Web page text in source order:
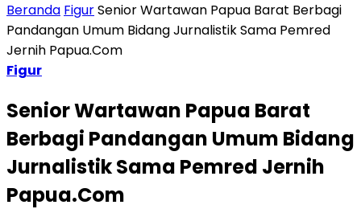
Beranda FigurSenior Wartawan Papua Barat Berbagi
Pandangan Umum Bidang Jurnalistik Sama Pemred
Jernih Papua.Com
Figur
Senior Wartawan Papua Barat
Berbagi Pandangan Umum Bidang
Jurnalistik Sama Pemred Jernih
Papua.Com